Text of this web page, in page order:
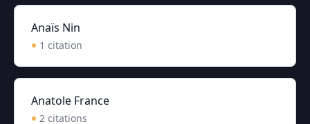
Anaïs Nin
1 citation
Anatole France
2 citations